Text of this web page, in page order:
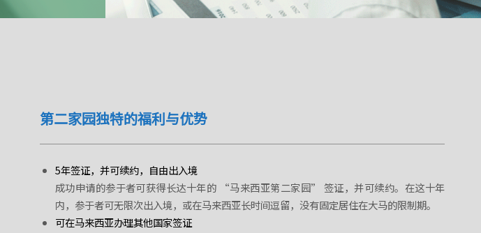
第二家园独特的福利与优势
5年签证，并可续约，自由出入境
成功申请的参于者可获得长达十年的 “马来西亚第二家园” 签证，并可续约。在这十年
内，参于者可无限次出入境，或在马来西亚长时间逗留，没有固定居住在大马的限制期。
可在马来西亚办理其他国家签证